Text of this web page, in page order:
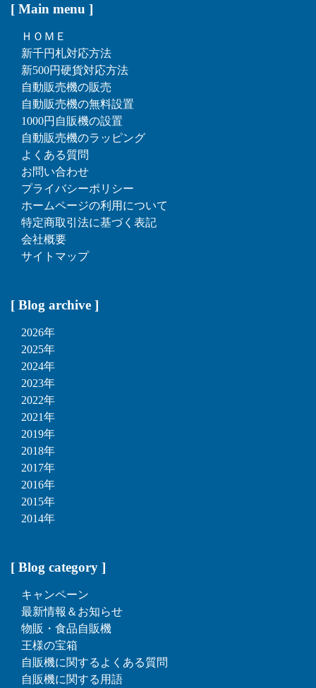
[ Main menu ]
ＨＯＭＥ
新千円札対応方法
新500円硬貨対応方法
自動販売機の販売
自動販売機の無料設置
1000円自販機の設置
自動販売機のラッピング
よくある質問
お問い合わせ
プライバシーポリシー
ホームページの利用について
特定商取引法に基づく表記
会社概要
サイトマップ
[ Blog archive ]
2026年
2025年
2024年
2023年
2022年
2021年
2019年
2018年
2017年
2016年
2015年
2014年
[ Blog category ]
キャンペーン
最新情報＆お知らせ
物販・食品自販機
王様の宝箱
自販機に関するよくある質問
自販機に関する用語